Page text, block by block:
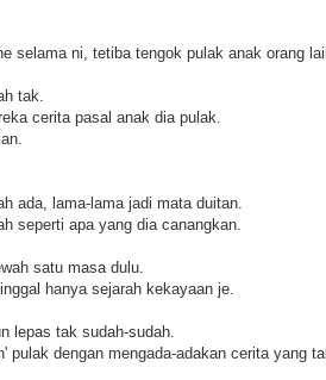
selama ni, tetiba tengok pulak anak orang
tak.
cerita pasal anak dia pulak.
ada, lama-lama jadi mata duitan.
seperti apa yang dia canangkan.
satu masa dulu.
hanya sejarah kekayaan je.
lepas tak sudah-sudah.
pulak dengan mengada-adakan cerita yang